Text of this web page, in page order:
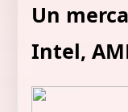
Un
Intel,